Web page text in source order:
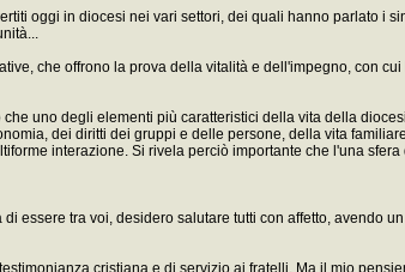
oggi in diocesi nei vari settori, dei quali hanno parlato i
che offrono la prova della vitalità e dell'impegno, con
uno degli elementi più caratteristici della vita della
dei diritti dei gruppi e delle persone, della vita
interazione. Si rivela perciò importante che l'una
essere tra voi, desidero salutare tutti con affetto, avendo
cristiana e di servizio ai fratelli. Ma il mio